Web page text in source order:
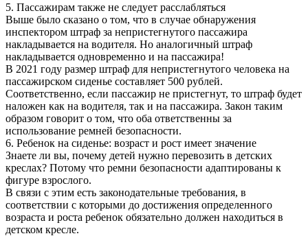
5. Пассажирам также не следует расслабляться
Выше было сказано о том, что в случае обнаружения
инспектором штраф за непристегнутого пассажира
накладывается на водителя. Но аналогичный штраф
накладывается одновременно и на пассажира!
В 2021 году размер штраф для непристегнутого человека на
пассажирском сиденье составляет 500 рублей.
Соответственно, если пассажир не пристегнут, то штраф будет
наложен как на водителя, так и на пассажира. Закон таким
образом говорит о том, что оба ответственны за
использование ремней безопасности.
6. Ребенок на сиденье: возраст и рост имеет значение
Знаете ли вы, почему детей нужно перевозить в детских
креслах? Потому что ремни безопасности адаптированы к
фигуре взрослого.
В связи с этим есть законодательные требования, в
соответствии с которыми до достижения определенного
возраста и роста ребенок обязательно должен находиться в
детском кресле.